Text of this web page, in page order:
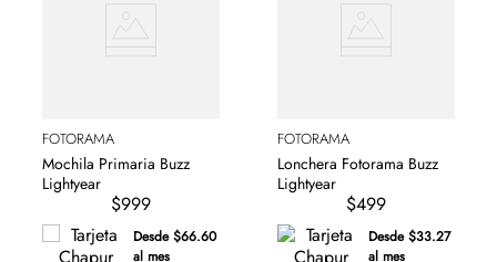
FOTORAMA
Mochila Primaria Buzz
Lightyear
$999
Desde $66.60
al mes
FOTORAMA
Lonchera Fotorama Buzz
Lightyear
$499
Desde $33.27
al mes